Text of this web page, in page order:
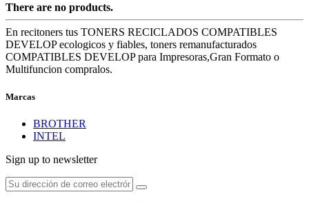
There are no products.
En recitoners tus TONERS RECICLADOS COMPATIBLES
DEVELOP ecologicos y fiables, toners remanufacturados
COMPATIBLES DEVELOP para Impresoras,Gran Formato o
Multifuncion compralos.
Marcas
BROTHER
INTEL
Sign up to newsletter